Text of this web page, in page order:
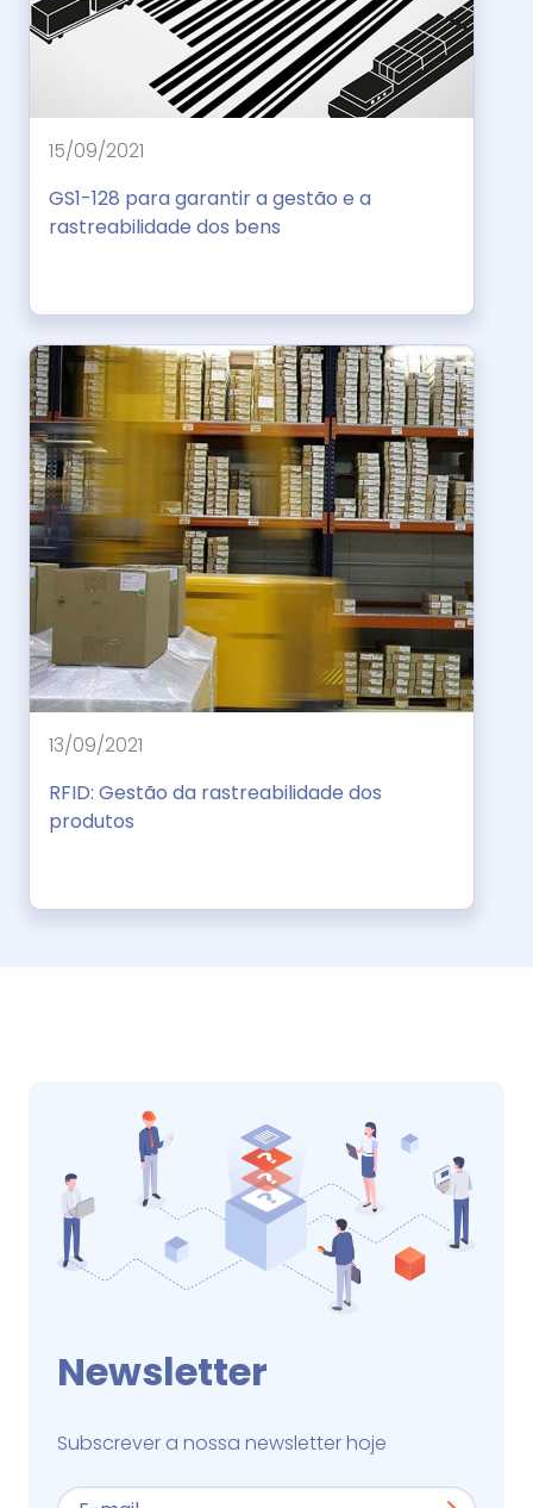
15/09/2021
GS1-128 para garantir a gestão e a
rastreabilidade dos bens
13/09/2021
RFID: Gestão da rastreabilidade dos
produtos
Newsletter
Subscrever a nossa newsletter hoje